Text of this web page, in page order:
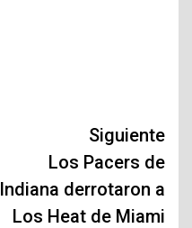
Siguiente
Los Pacers de
Indiana derrotaron a
Los Heat de Miami